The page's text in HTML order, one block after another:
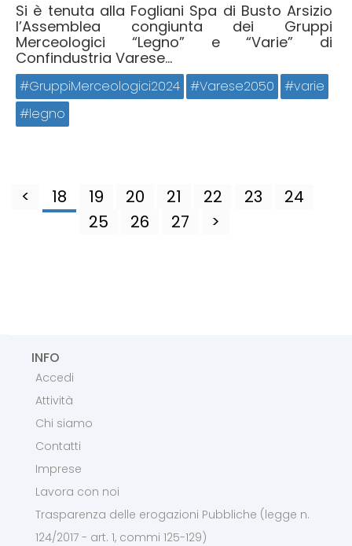
Si è tenuta alla Fogliani Spa di Busto Arsizio
l’Assemblea congiunta dei Gruppi
Merceologici “Legno” e “Varie” di
Confindustria Varese...
GruppiMerceologici2024 Varese2050
varie
legno
< 18 19 20 21 22 23
24
25
26 27 >
INFO
Accedi
Attività
Chi siamo
Contatti
Imprese
Lavora con noi
Trasparenza delle erogazioni Pubbliche (legge n.
124/2017 - art. 1, commi 125-129)